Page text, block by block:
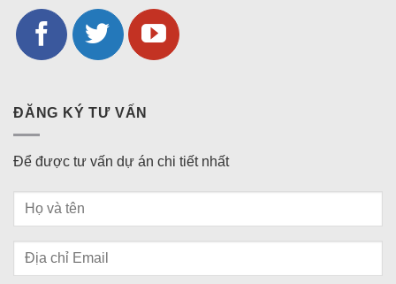
ĐĂNG KÝ TƯ VẤN
Để được tư vấn dự án chi tiết nhất